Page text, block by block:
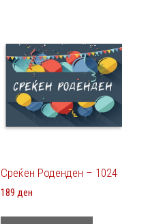
Среќен Роденден – 1024
189 ден